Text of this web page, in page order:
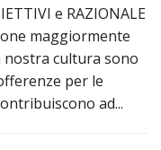
e RAZIONALE
maggiormente
nostra cultura sono
per le
ad...